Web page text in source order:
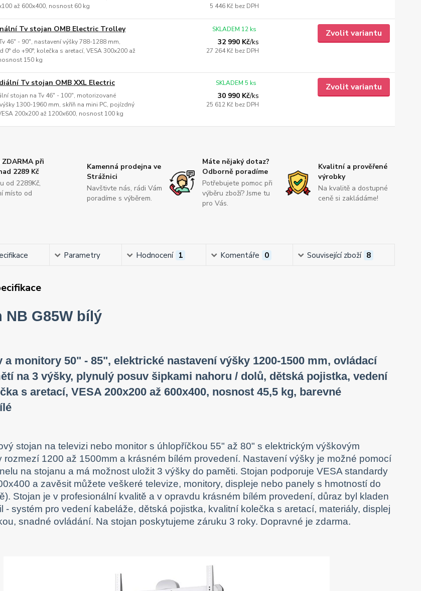
až 600x400, nosnost 60 kg
5 446 Kč bez DPH
Tv stojan OMB Electric Trolley
46" - 90", nastavení výšky 788-1288 mm,
0° do +90°, kolečka s aretací, VESA 300x200 až
150 kg
32 990 Kč/ks
27 264 Kč bez DPH
SKLADEM 12 ks Zvolit variantu
Tv stojan OMB XXL Electric
stojan na Tv 46" - 100", motorizované
1300-1960 mm, skříň na mini PC, pojízdný
200x200 až 1200x600, nosnost 100 kg
30 990 Kč/ks
25 612 Kč bez DPH
SKLADEM 5 ks Zvolit variantu
při
2289 Kč
od 2289Kč,
místo od
Kamenná prodejna ve
Strážnici
Navštivte nás, rádi Vám
poradíme s výběrem.
Máte nějaký dotaz?
Odborně poradíme
Potřebujete pomoc při
výběru zboží? Jsme tu
pro Vás.
Kvalitní a prověřené
výrobky
Na kvalitě a dostupné
ceně si zakládáme!
Parametry Hodnocení 1 Komentáře 0 Související zboží 8
NB G85W bílý
a monitory 50" - 85", elektrické nastavení výšky 1200-1500 mm, ovládací
na 3 výšky, plynulý posuv šipkami nahoru / dolů, dětská pojistka, vedení
s aretací, VESA 200x200 až 600x400, nosnost 45,5 kg, barevné
stojan na televizi nebo monitor s úhlopříčkou 55" až 80" s elektrickým výškovým
rozmezí 1200 až 1500mm a krásném bílém provedení. Nastavení výšky je možné pomocí
na stojanu a má možnost uložit 3 výšky do paměti. Stojan podporuje VESA standardy
a zavěsit můžete veškeré televize, monitory, displeje nebo panely s hmotností do
Stojan je v profesionální kvalitě a v opravdu krásném bílém provedení, důraz byl kladen
- systém pro vedení kabeláže, dětská pojistka, kvalitní kolečka s aretací, materiály, displej
snadné ovládání. Na stojan poskytujeme záruku 3 roky. Dopravné je zdarma.